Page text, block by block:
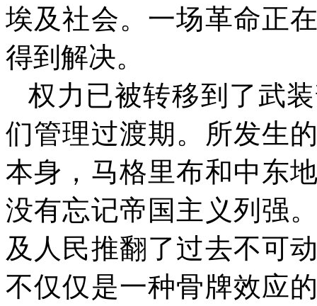
埃及社会。一场革命正
得到解决。
权力已被转移到了武
们管理过渡期。所发生
本身，马格里布和中东
没有忘记帝国主义列强
及人民推翻了过去不可
不仅仅是一种骨牌效应